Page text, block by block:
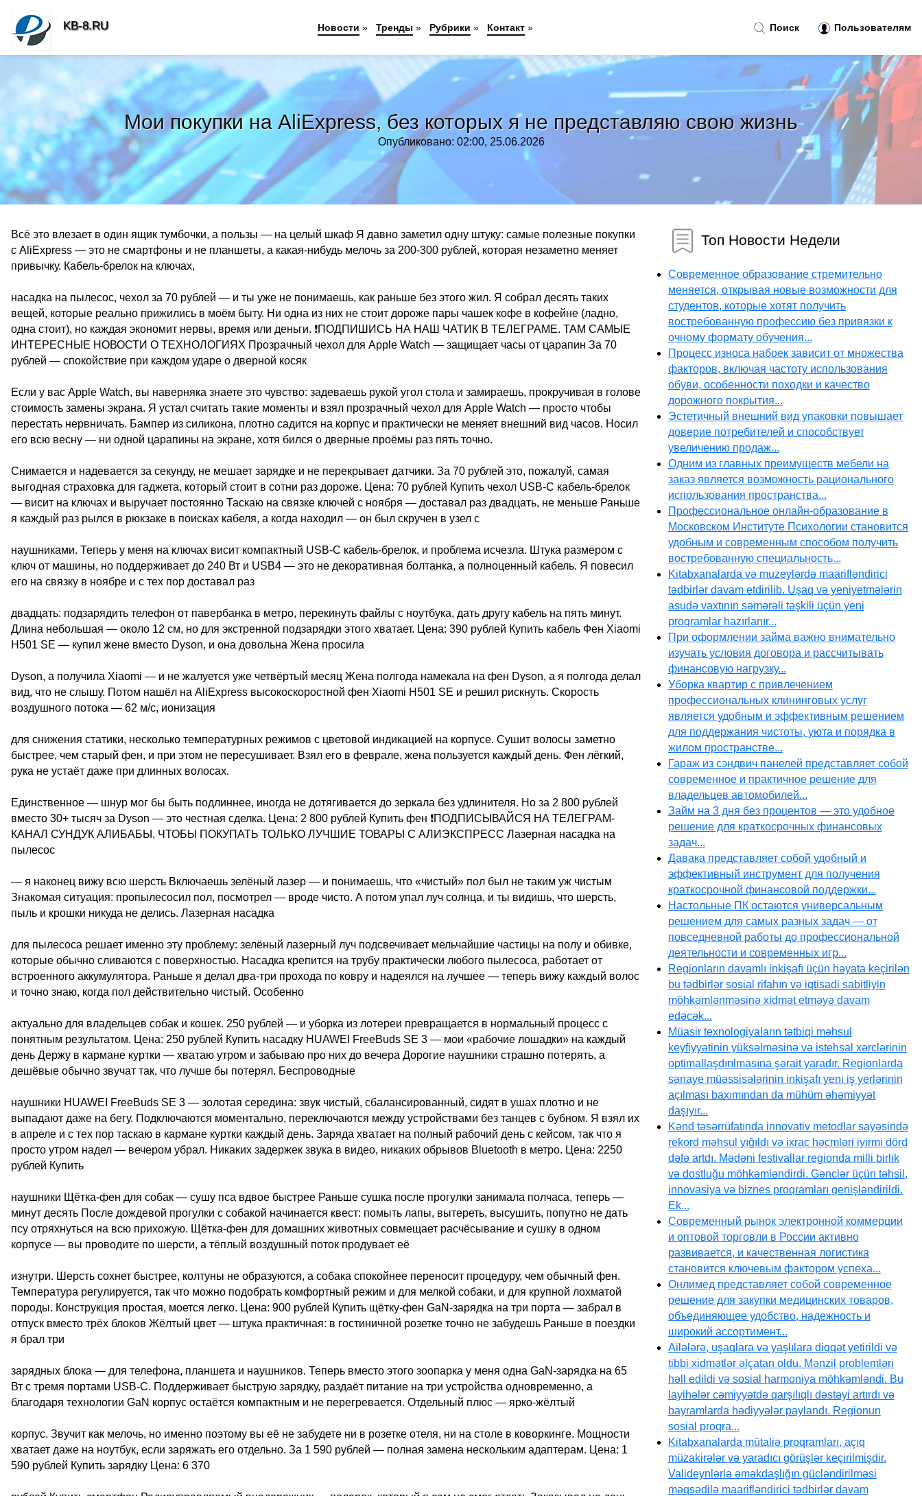
Мои покупки на AliExpress, без которых я не представляю свою жизнь
Опубликовано: 02:00, 25.06.2026
Всё это влезает в один ящик тумбочки, а пользы — на целый шкаф Я давно заметил одну штуку: самые полезные покупки
с AliExpress — это не смартфоны и не планшеты, а какая-нибудь мелочь за 200-300 рублей, которая незаметно меняет
привычку. Кабель-брелок на ключах,
насадка на пылесос, чехол за 70 рублей — и ты уже не понимаешь, как раньше без этого жил. Я собрал десять таких
вещей, которые реально прижились в моём быту. Ни одна из них не стоит дороже пары чашек кофе в кофейне (ладно,
одна стоит), но каждая экономит нервы, время или деньги. ❗ПОДПИШИСЬ НА НАШ ЧАТИК В ТЕЛЕГРАМЕ. ТАМ САМЫЕ
ИНТЕРЕСНЫЕ НОВОСТИ О ТЕХНОЛОГИЯХ Прозрачный чехол для Apple Watch — защищает часы от царапин За 70
рублей — спокойствие при каждом ударе о дверной косяк
Если у вас Apple Watch, вы наверняка знаете это чувство: задеваешь рукой угол стола и замираешь, прокручивая в голове
стоимость замены экрана. Я устал считать такие моменты и взял прозрачный чехол для Apple Watch — просто чтобы
перестать нервничать. Бампер из силикона, плотно садится на корпус и практически не меняет внешний вид часов. Носил
его всю весну — ни одной царапины на экране, хотя бился о дверные проёмы раз пять точно.
Снимается и надевается за секунду, не мешает зарядке и не перекрывает датчики. За 70 рублей это, пожалуй, самая
выгодная страховка для гаджета, который стоит в сотни раз дороже. Цена: 70 рублей Купить чехол USB-C кабель-брелок
— висит на ключах и выручает постоянно Таскаю на связке ключей с ноября — доставал раз двадцать, не меньше Раньше
я каждый раз рылся в рюкзаке в поисках кабеля, а когда находил — он был скручен в узел с
наушниками. Теперь у меня на ключах висит компактный USB-C кабель-брелок, и проблема исчезла. Штука размером с
ключ от машины, но поддерживает до 240 Вт и USB4 — это не декоративная болтанка, а полноценный кабель. Я повесил
его на связку в ноябре и с тех пор доставал раз
двадцать: подзарядить телефон от павербанка в метро, перекинуть файлы с ноутбука, дать другу кабель на пять минут.
Длина небольшая — около 12 см, но для экстренной подзарядки этого хватает. Цена: 390 рублей Купить кабель Фен Xiaomi
H501 SE — купил жене вместо Dyson, и она довольна Жена просила
Dyson, а получила Xiaomi — и не жалуется уже четвёртый месяц Жена полгода намекала на фен Dyson, а я полгода делал
вид, что не слышу. Потом нашёл на AliExpress высокоскоростной фен Xiaomi H501 SE и решил рискнуть. Скорость
воздушного потока — 62 м/с, ионизация
для снижения статики, несколько температурных режимов с цветовой индикацией на корпусе. Сушит волосы заметно
быстрее, чем старый фен, и при этом не пересушивает. Взял его в феврале, жена пользуется каждый день. Фен лёгкий,
рука не устаёт даже при длинных волосах.
Единственное — шнур мог бы быть подлиннее, иногда не дотягивается до зеркала без удлинителя. Но за 2 800 рублей
вместо 30+ тысяч за Dyson — это честная сделка. Цена: 2 800 рублей Купить фен ❗ПОДПИСЫВАЙСЯ НА ТЕЛЕГРАМ-
КАНАЛ СУНДУК АЛИБАБЫ, ЧТОБЫ ПОКУПАТЬ ТОЛЬКО ЛУЧШИЕ ТОВАРЫ С АЛИЭКСПРЕСС Лазерная насадка на
пылесос
— я наконец вижу всю шерсть Включаешь зелёный лазер — и понимаешь, что «чистый» пол был не таким уж чистым
Знакомая ситуация: пропылесосил пол, посмотрел — вроде чисто. А потом упал луч солнца, и ты видишь, что шерсть,
пыль и крошки никуда не делись. Лазерная насадка
для пылесоса решает именно эту проблему: зелёный лазерный луч подсвечивает мельчайшие частицы на полу и обивке,
которые обычно сливаются с поверхностью. Насадка крепится на трубу практически любого пылесоса, работает от
встроенного аккумулятора. Раньше я делал два-три прохода по ковру и надеялся на лучшее — теперь вижу каждый волос
и точно знаю, когда пол действительно чистый. Особенно
актуально для владельцев собак и кошек. 250 рублей — и уборка из лотереи превращается в нормальный процесс с
понятным результатом. Цена: 250 рублей Купить насадку HUAWEI FreeBuds SE 3 — мои «рабочие лошадки» на каждый
день Держу в кармане куртки — хватаю утром и забываю про них до вечера Дорогие наушники страшно потерять, а
дешёвые обычно звучат так, что лучше бы потерял. Беспроводные
наушники HUAWEI FreeBuds SE 3 — золотая середина: звук чистый, сбалансированный, сидят в ушах плотно и не
выпадают даже на бегу. Подключаются моментально, переключаются между устройствами без танцев с бубном. Я взял их
в апреле и с тех пор таскаю в кармане куртки каждый день. Заряда хватает на полный рабочий день с кейсом, так что я
просто утром надел — вечером убрал. Никаких задержек звука в видео, никаких обрывов Bluetooth в метро. Цена: 2250
рублей Купить
наушники Щётка-фен для собак — сушу пса вдвое быстрее Раньше сушка после прогулки занимала полчаса, теперь —
минут десять После дождевой прогулки с собакой начинается квест: помыть лапы, вытереть, высушить, попутно не дать
псу отряхнуться на всю прихожую. Щётка-фен для домашних животных совмещает расчёсывание и сушку в одном
корпусе — вы проводите по шерсти, а тёплый воздушный поток продувает её
изнутри. Шерсть сохнет быстрее, колтуны не образуются, а собака спокойнее переносит процедуру, чем обычный фен.
Температура регулируется, так что можно подобрать комфортный режим и для мелкой собаки, и для крупной лохматой
породы. Конструкция простая, моется легко. Цена: 900 рублей Купить щётку-фен GaN-зарядка на три порта — забрал в
отпуск вместо трёх блоков Жёлтый цвет — штука практичная: в гостиничной розетке точно не забудешь Раньше в поездки
я брал три
зарядных блока — для телефона, планшета и наушников. Теперь вместо этого зоопарка у меня одна GaN-зарядка на 65
Вт с тремя портами USB-C. Поддерживает быструю зарядку, раздаёт питание на три устройства одновременно, а
благодаря технологии GaN корпус остаётся компактным и не перегревается. Отдельный плюс — ярко-жёлтый
корпус. Звучит как мелочь, но именно поэтому вы её не забудете ни в розетке отеля, ни на столе в коворкинге. Мощности
хватает даже на ноутбук, если заряжать его отдельно. За 1 590 рублей — полная замена нескольким адаптерам. Цена: 1
590 рублей Купить зарядку Цена: 6 370
Топ Новости Недели
Современное образование стремительно
меняется, открывая новые возможности для
студентов, которые хотят получить
востребованную профессию без привязки к
очному формату обучения...
Процесс износа набоек зависит от множества
факторов, включая частоту использования
обуви, особенности походки и качество
дорожного покрытия...
Эстетичный внешний вид упаковки повышает
доверие потребителей и способствует
увеличению продаж...
Одним из главных преимуществ мебели на
заказ является возможность рационального
использования пространства...
Профессиональное онлайн-образование в
Московском Институте Психологии становится
удобным и современным способом получить
востребованную специальность...
Kitabxanalarda və muzeylərdə maarifləndirici
tədbirlər davam etdirilib. Uşaq və yeniyetmələrin
asudə vaxtının səmərəli təşkili üçün yeni
proqramlar hazırlanır...
При оформлении займа важно внимательно
изучать условия договора и рассчитывать
финансовую нагрузку...
Уборка квартир с привлечением
профессиональных клининговых услуг
является удобным и эффективным решением
для поддержания чистоты, уюта и порядка в
жилом пространстве...
Гараж из сэндвич панелей представляет собой
современное и практичное решение для
владельцев автомобилей...
Займ на 3 дня без процентов — это удобное
решение для краткосрочных финансовых
задач...
Давака представляет собой удобный и
эффективный инструмент для получения
краткосрочной финансовой поддержки...
Настольные ПК остаются универсальным
решением для самых разных задач — от
повседневной работы до профессиональной
деятельности и современных игр...
Regionların davamlı inkişafı üçün həyata keçirilən
bu tədbirlər sosial rifahın və iqtisadi sabitliyin
möhkəmlənməsinə xidmət etməyə davam
edəcək...
Müasir texnologiyaların tətbiqi məhsul
keyfiyyətinin yüksəlməsinə və istehsal xərclərinin
optimallaşdırılmasına şərait yaradır. Regionlarda
sənaye müəssisələrinin inkişafı yeni iş yerlərinin
açılması baxımından da mühüm əhəmiyyət
daşıyır...
Kənd təsərrüfatında innovativ metodlar sayəsində
rekord məhsul yığıldı və ixrac həcmləri iyirmi dörd
dəfə artdı. Mədəni festivallar regionda milli birlik
və dostluğu möhkəmləndirdi. Gənclər üçün təhsil,
innovasiya və biznes proqramları genişləndirildi.
Ek...
Современный рынок электронной коммерции
и оптовой торговли в России активно
развивается, и качественная логистика
становится ключевым фактором успеха...
Онлимед представляет собой современное
решение для закупки медицинских товаров,
объединяющее удобство, надежность и
широкий ассортимент...
Ailələrə, uşaqlara və yaşlılara diqqət yetirildi və
tibbi xidmətlər əlçatan oldu. Mənzil problemləri
həll edildi və sosial harmoniya möhkəmləndi. Bu
layihələr cəmiyyətdə qarşılıqlı dəstəyi artırdı və
bayramlarda hədiyyələr paylandı. Regionun
sosial proqra...
Kitabxanalarda mütaliə proqramları, açıq
müzakirələr və yaradıcı görüşlər keçirilmişdir.
Valideynlərlə əməkdaşlığın gücləndirilməsi
məqsədilə maarifləndirici tədbirlər davam
Поиск Пользователям
KB-8.RU Новости » Тренды » Рубрики » Контакт »